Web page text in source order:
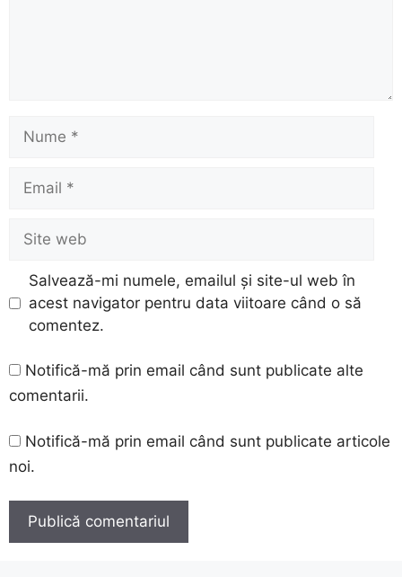
web
Salvează-mi numele, emailul și site-ul web în
acest navigator pentru data viitoare când o să
comentez.
Notifică-mă prin email când sunt publicate alte
comentarii.
Notifică-mă prin email când sunt publicate articole
noi.